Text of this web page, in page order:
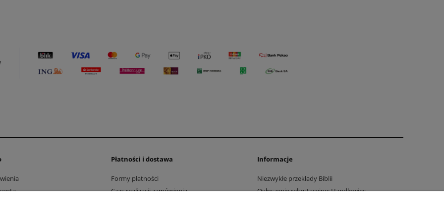
Płatności i dostawa
Formy płatności
Czas realizacji zamówienia
Informacje
Niezwykłe przekłady Biblii
Ogłoszenie rekrutacyjne: Handlowiec